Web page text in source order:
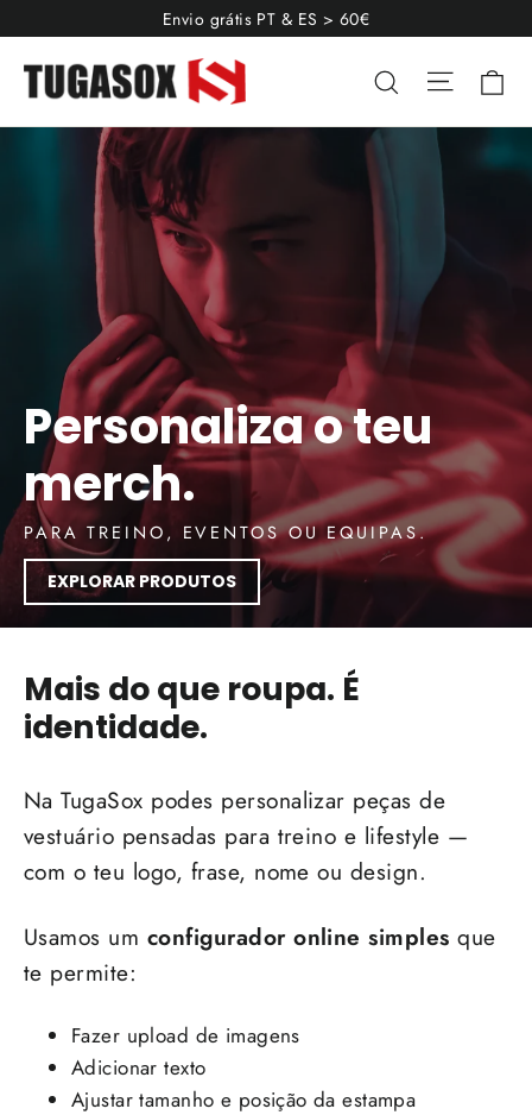
para
Envio grátis PT & ES > 60€
Pesquisar
Personaliza o teu
merch.
PARA TREINO, EVENTOS OU EQUIPAS.
EXPLORAR PRODUTOS
Mais do que roupa. É
identidade.
Na TugaSox podes personalizar peças de
vestuário pensadas para treino e lifestyle —
com o teu logo, frase, nome ou design.
Usamos um configurador online simples que
te permite:
Fazer upload de imagens
Adicionar texto
Ajustar tamanho e posição da estampa